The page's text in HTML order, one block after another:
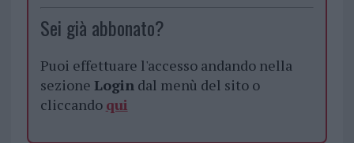
Sei già abbonato?
Puoi effettuare l'accesso andando nella
sezione Logindal menù del sito o
cliccando qui